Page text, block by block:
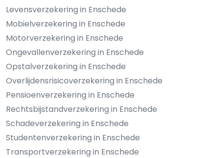
Levensverzekering in Enschede
Mobielverzekering in Enschede
Motorverzekering in Enschede
Ongevallenverzekering in Enschede
Opstalverzekering in Enschede
Overlijdensrisicoverzekering in Enschede
Pensioenverzekering in Enschede
Rechtsbijstandverzekering in Enschede
Schadeverzekering in Enschede
Studentenverzekering in Enschede
Transportverzekering in Enschede